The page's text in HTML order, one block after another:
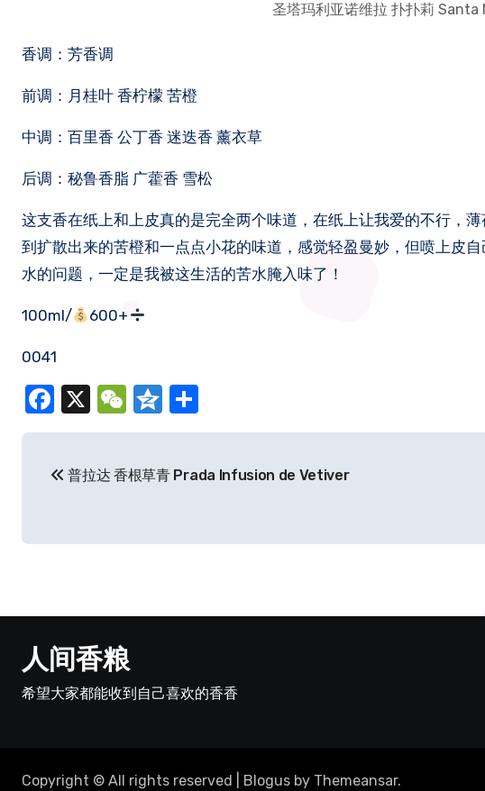
圣塔玛利亚诺维拉 扑扑莉
香调：芳香调
前调：月桂叶 香柠檬 苦橙
中调：百里香 公丁香 迷迭香 薰衣草
后调：秘鲁香脂 广藿香 雪松
这支香在纸上和上皮真的是完全两个味道，在纸上让我爱的不行，
到扩散出来的苦橙和一点点小花的味道，感觉轻盈曼妙，但喷上皮
水的问题，一定是我被这生活的苦水腌入味了！
100ml/ 600+
0041
Facebook
X WeChat
Qzone
享
普拉达 香根草青 Prada Infusion de Vetiver
人间香粮
希望大家都能收到自己喜欢的香香
Copyright © All rights reserved Blogus by Themeansar.